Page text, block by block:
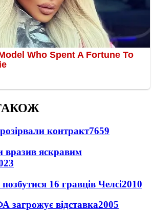
контракт7659
вразив яскравим
16 гравців Челсі2010
загрожує відставка2005